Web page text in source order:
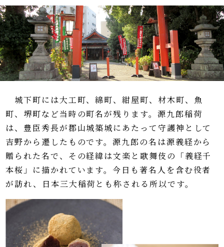
城下町には大工町、綿町、紺屋町、材木町、魚
町、堺町など当時の町名が残ります。源九郎稲荷
は、豊臣秀長が郡山城築城にあたって守護神として
吉野から遷したものです。源九郎の名は源義経から
贈られた名で、その経緯は文楽と歌舞伎の「義経千
本桜」に描かれています。今日も著名人を含む役者
が訪れ、日本三大稲荷とも称される所以です。